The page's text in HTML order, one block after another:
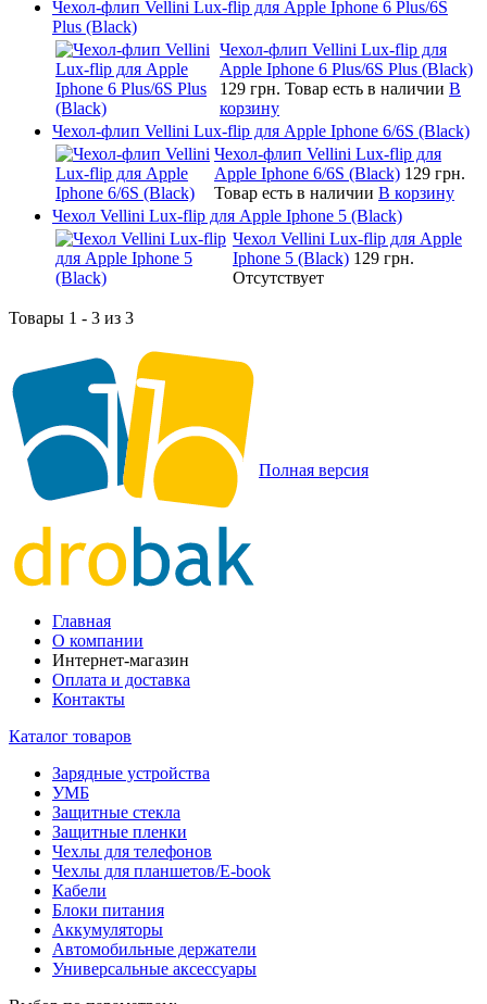
Чехол-флип Vellini Lux-flip для Apple Iphone 6 Plus/6S
Plus (Black)
Чехол-флип Vellini Lux-flip для
Apple Iphone 6 Plus/6S Plus (Black)
129 грн. Товар есть в наличии В
корзину
Чехол-флип Vellini Lux-flip для Apple Iphone 6/6S (Black)
Чехол-флип Vellini Lux-flip для
Apple Iphone 6/6S (Black) 129 грн.
Товар есть в наличии В корзину
Чехол Vellini Lux-flip для Apple Iphone 5 (Black)
Чехол Vellini Lux-flip для Apple
Iphone 5 (Black) 129 грн.
Отсутствует
Товары 1 - 3 из 3
Полная версия
Главная
О компании
Интернет-магазин
Оплата и доставка
Контакты
Каталог товаров
Зарядные устройства
УМБ
Защитные стекла
Защитные пленки
Чехлы для телефонов
Чехлы для планшетов/E-book
Кабели
Блоки питания
Аккумуляторы
Автомобильные держатели
Универсальные аксессуары